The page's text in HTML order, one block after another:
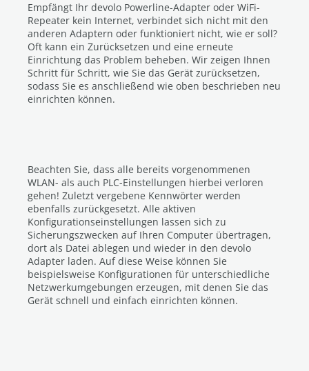
Empfängt Ihr devolo Powerline-Adapter oder WiFi-
Repeater kein Internet, verbindet sich nicht mit den
anderen Adaptern oder funktioniert nicht, wie er soll?
Oft kann ein Zurücksetzen und eine erneute
Einrichtung das Problem beheben. Wir zeigen Ihnen
Schritt für Schritt, wie Sie das Gerät zurücksetzen,
sodass Sie es anschließend wie oben beschrieben neu
einrichten können.
Beachten Sie, dass alle bereits vorgenommenen
WLAN- als auch PLC-Einstellungen hierbei verloren
gehen! Zuletzt vergebene Kennwörter werden
ebenfalls zurückgesetzt. Alle aktiven
Konfigurationseinstellungen lassen sich zu
Sicherungszwecken auf Ihren Computer übertragen,
dort als Datei ablegen und wieder in den devolo
Adapter laden. Auf diese Weise können Sie
beispielsweise Konfigurationen für unterschiedliche
Netzwerkumgebungen erzeugen, mit denen Sie das
Gerät schnell und einfach einrichten können.